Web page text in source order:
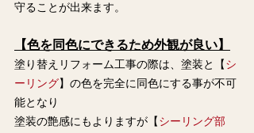
守ることが出来ます。
【色を同色にできるため外観が良い】
塗り替えリフォーム工事の際は、塗装と【シ
ーリング】の色を完全に同色にする事が不可
能となり
塗装の艶感にもよりますが【シーリング部